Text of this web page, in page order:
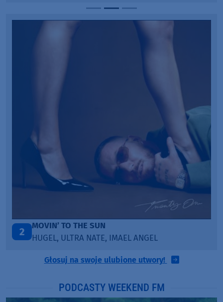
3
ITEPE ITEDE
SANAH
Głosuj na swoje ulubione utwory!
PODCASTY WEEKEND FM